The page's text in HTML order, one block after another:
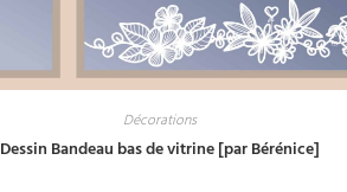
Décorations
Dessin Bandeau bas de vitrine [par Bérénice]